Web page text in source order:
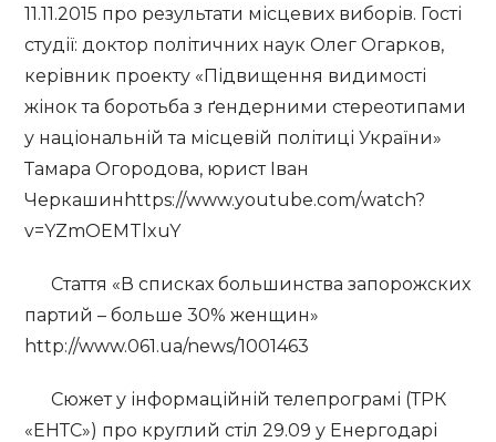
11.11.2015 про результати місцевих виборів. Гості
студії: доктор політичних наук Олег Огарков,
керівник проекту «Підвищення видимості
жінок та боротьба з ґендерними стереотипами
у національній та місцевій політиці України»
Тамара Огородова, юрист Іван
Черкашинhttps://www.youtube.com/watch?
v=YZmOEMTlxuY
Стаття «В списках большинства запорожских
партий – больше 30% женщин»
http://www.061.ua/news/1001463
Сюжет у інформаційній телепрограмі (ТРК
«ЕНТС») про круглий стіл 29.09 у Енергодарі